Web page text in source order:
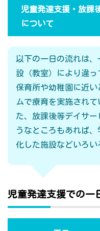
児童発達支援・放課
について
以下の一日の流れは
設（教室）により違っ
保育所や幼稚園に近
ムで療育を実施され
た、放課後等デイサ
うなところもあれば
化した施設などいろい
児童発達支援での一